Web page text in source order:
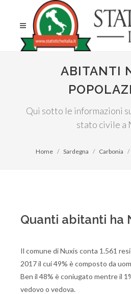
ABITANTI
Qui sotto le informazioni
stato civile a
Home Sardegna Carbonia
Quanti abitanti ha
Il comune di Nuxis conta 1.561
2017 il cui 49% è composto da
Ben il 48% è coniugato mentre il
vedovo o vedova.